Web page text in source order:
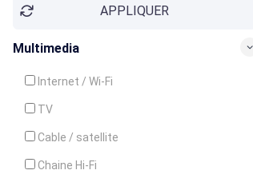
APPLIQUER
Multimedia
Internet / Wi-Fi
TV
Cable / satellite
Chaine Hi-Fi